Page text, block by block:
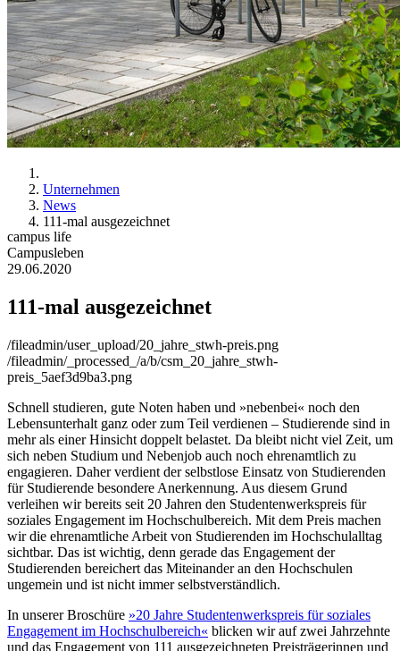
Unternehmen
News
111-mal ausgezeichnet
campus life
Campusleben
29.06.2020
111-mal ausgezeichnet
/fileadmin/user_upload/20_jahre_stwh-preis.png
/fileadmin/_processed_/a/b/csm_20_jahre_stwh-
preis_5aef3d9ba3.png
Schnell studieren, gute Noten haben und »nebenbei« noch den
Lebensunterhalt ganz oder zum Teil verdienen – Studierende sind in
mehr als einer Hinsicht doppelt belastet. Da bleibt nicht viel Zeit, um
sich neben Studium und Nebenjob auch noch ehrenamtlich zu
engagieren. Daher verdient der selbstlose Einsatz von Studierenden
für Studierende besondere Anerkennung. Aus diesem Grund
verleihen wir bereits seit 20 Jahren den Studentenwerkspreis für
soziales Engagement im Hochschulbereich. Mit dem Preis machen
wir die ehrenamtliche Arbeit von Studierenden im Hochschulalltag
sichtbar. Das ist wichtig, denn gerade das Engagement der
Studierenden bereichert das Miteinander an den Hochschulen
ungemein und ist nicht immer selbstverständlich.
In unserer Broschüre »20 Jahre Studentenwerkspreis für soziales
Engagement im Hochschulbereich« blicken wir auf zwei Jahrzehnte
und das Engagement von 111 ausgezeichneten Preisträgerinnen und